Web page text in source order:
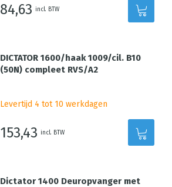
84,63 incl. BTW
DICTATOR 1600/haak 1009/cil. B10
(50N) compleet RVS/A2
Levertijd 4 tot 10 werkdagen
153,43 incl. BTW
Dictator 1400 Deuropvanger met